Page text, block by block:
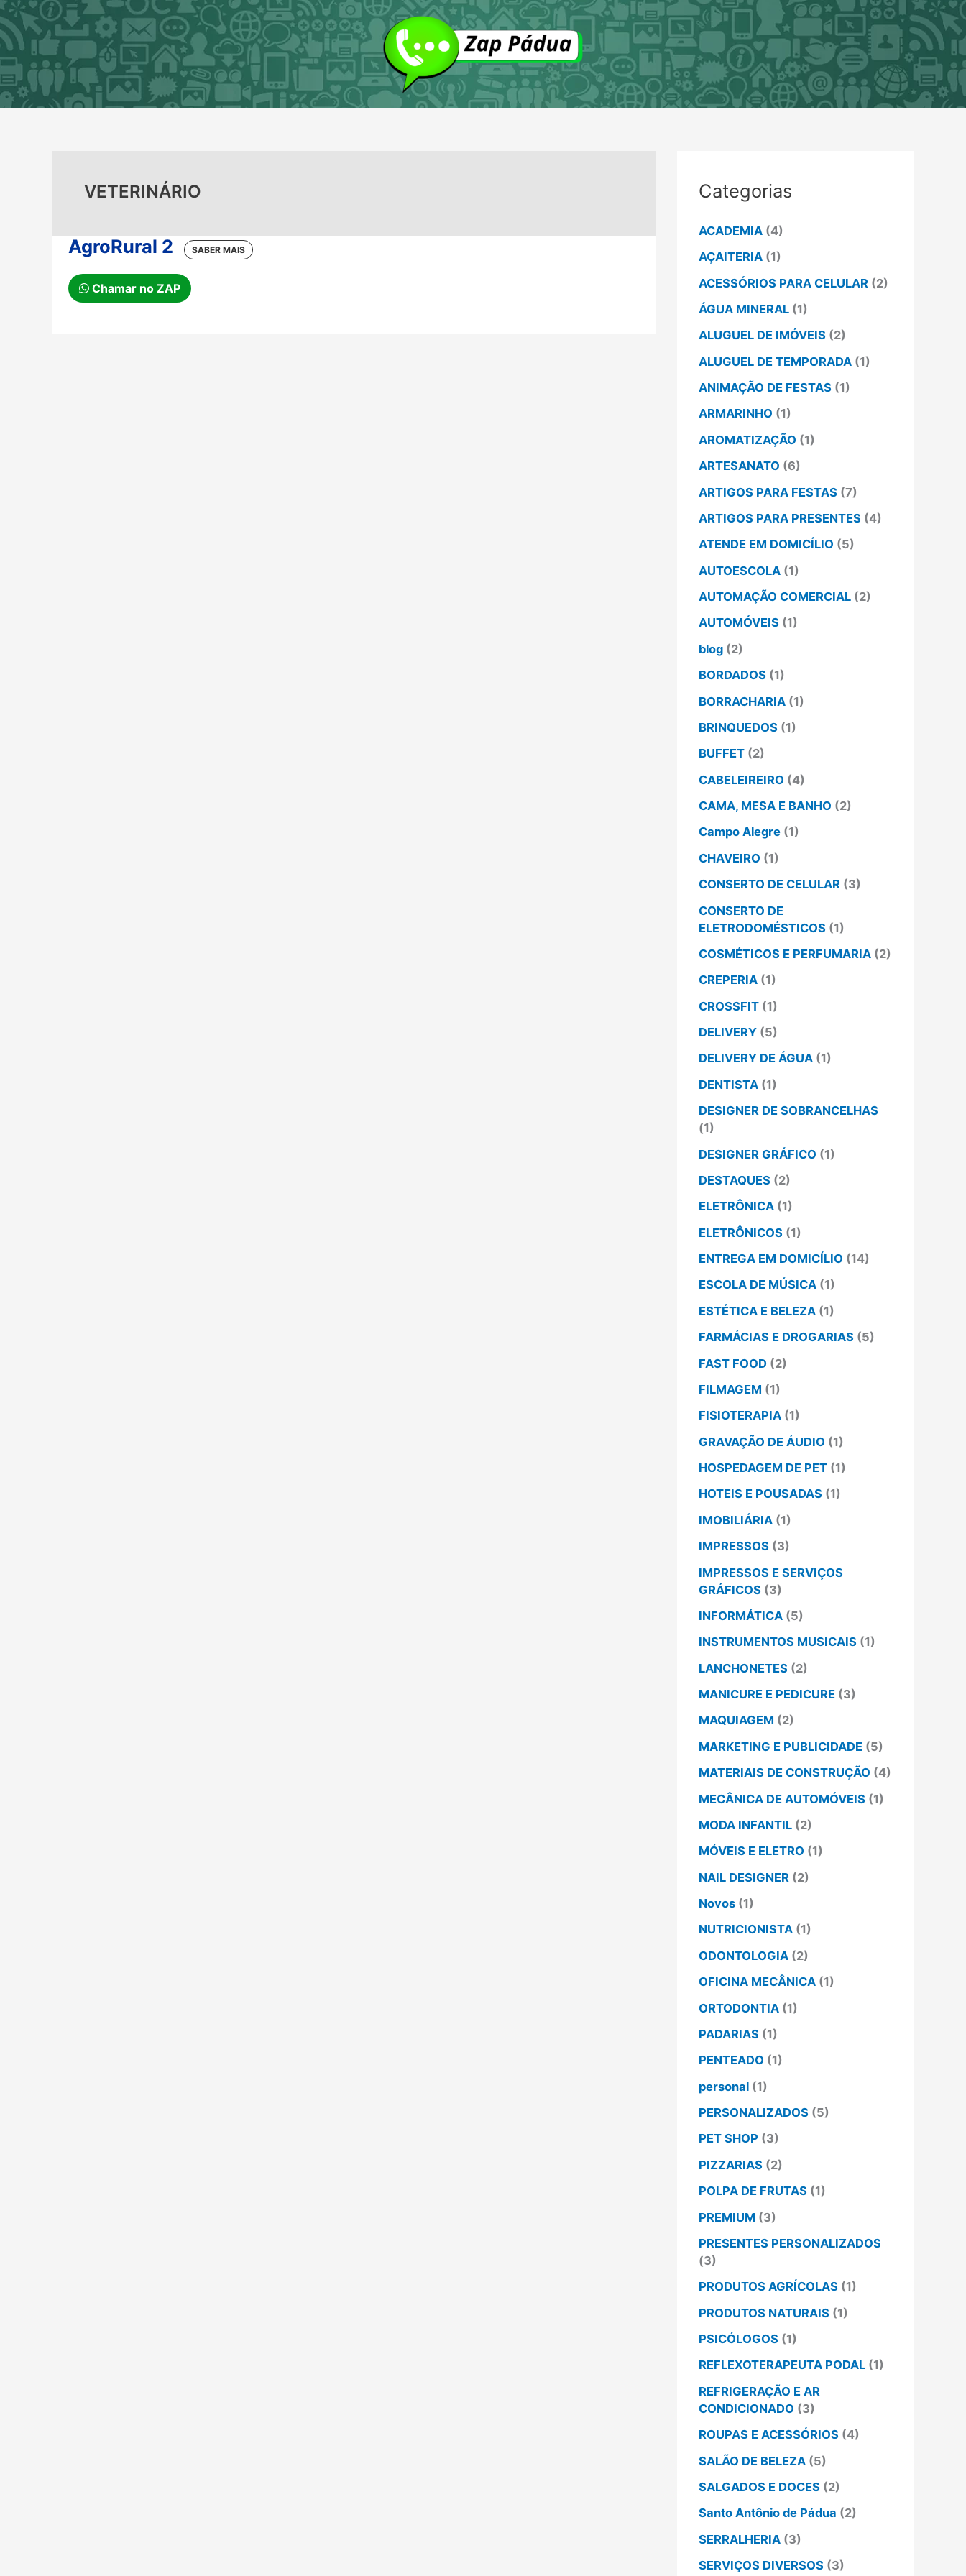
Ir
para
o
conteúdo
VETERINÁRIO
AgroRural 2
Chamar no ZAP
Categorias
ACADEMIA (4)
AÇAITERIA (1)
ACESSÓRIOS PARA CELULAR (2)
ÁGUA MINERAL (1)
ALUGUEL DE IMÓVEIS (2)
ALUGUEL DE TEMPORADA (1)
ANIMAÇÃO DE FESTAS (1)
ARMARINHO (1)
AROMATIZAÇÃO (1)
ARTESANATO (6)
ARTIGOS PARA FESTAS (7)
ARTIGOS PARA PRESENTES (4)
ATENDE EM DOMICÍLIO (5)
AUTOESCOLA (1)
AUTOMAÇÃO COMERCIAL (2)
AUTOMÓVEIS (1)
blog (2)
BORDADOS (1)
BORRACHARIA (1)
BRINQUEDOS (1)
BUFFET (2)
CABELEIREIRO (4)
CAMA, MESA E BANHO (2)
Campo Alegre (1)
CHAVEIRO (1)
CONSERTO DE CELULAR (3)
CONSERTO DE
ELETRODOMÉSTICOS (1)
COSMÉTICOS E PERFUMARIA (2)
CREPERIA (1)
CROSSFIT (1)
DELIVERY (5)
DELIVERY DE ÁGUA (1)
DENTISTA (1)
DESIGNER DE SOBRANCELHAS
(1)
DESIGNER GRÁFICO (1)
DESTAQUES (2)
ELETRÔNICA (1)
ELETRÔNICOS (1)
ENTREGA EM DOMICÍLIO (14)
ESCOLA DE MÚSICA (1)
ESTÉTICA E BELEZA (1)
FARMÁCIAS E DROGARIAS (5)
FAST FOOD (2)
FILMAGEM (1)
FISIOTERAPIA (1)
GRAVAÇÃO DE ÁUDIO (1)
HOSPEDAGEM DE PET (1)
HOTEIS E POUSADAS (1)
IMOBILIÁRIA (1)
IMPRESSOS (3)
IMPRESSOS E SERVIÇOS
GRÁFICOS (3)
INFORMÁTICA (5)
INSTRUMENTOS MUSICAIS (1)
LANCHONETES (2)
MANICURE E PEDICURE (3)
MAQUIAGEM (2)
MARKETING E PUBLICIDADE (5)
MATERIAIS DE CONSTRUÇÃO (4)
MECÂNICA DE AUTOMÓVEIS (1)
MODA INFANTIL (2)
MÓVEIS E ELETRO (1)
NAIL DESIGNER (2)
Novos (1)
NUTRICIONISTA (1)
ODONTOLOGIA (2)
OFICINA MECÂNICA (1)
ORTODONTIA (1)
PADARIAS (1)
PENTEADO (1)
personal (1)
PERSONALIZADOS (5)
PET SHOP (3)
PIZZARIAS (2)
POLPA DE FRUTAS (1)
PREMIUM (3)
PRESENTES PERSONALIZADOS
(3)
PRODUTOS AGRÍCOLAS (1)
PRODUTOS NATURAIS (1)
PSICÓLOGOS (1)
REFLEXOTERAPEUTA PODAL (1)
REFRIGERAÇÃO E AR
CONDICIONADO (3)
ROUPAS E ACESSÓRIOS (4)
SALÃO DE BELEZA (5)
SALGADOS E DOCES (2)
Santo Antônio de Pádua (2)
SERRALHERIA (3)
SERVIÇOS DIVERSOS (3)